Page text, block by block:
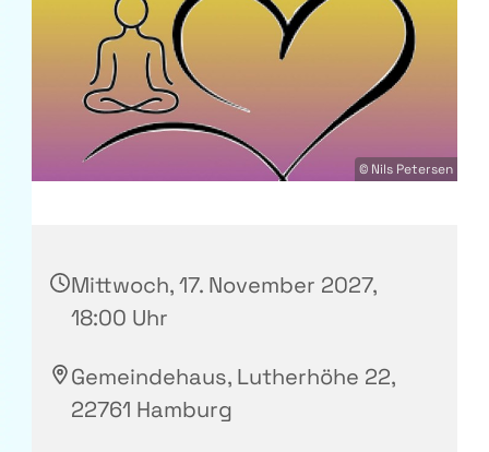
© Nils Petersen
Mittwoch, 17. November 2027,
18:00 Uhr
Gemeindehaus, Lutherhöhe 22,
22761 Hamburg